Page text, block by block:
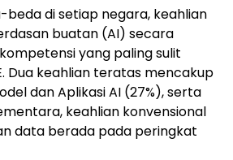
beda di setiap negara, keahlian
buatan (AI) secara
yang paling sulit
Dua keahlian teratas mencakup
dan Aplikasi AI (27%), serta
keahlian konvensional
data berada pada peringkat